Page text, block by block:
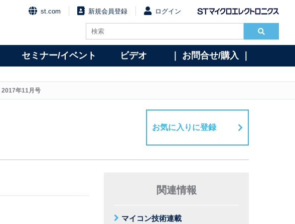
st.com 新規会員登録 ログイン
セミナー/イベント ビデオ ｜ お問合せ/購入 ｜
2017年11月号
お気に入りに登録
関連情報
マイコン技術連載